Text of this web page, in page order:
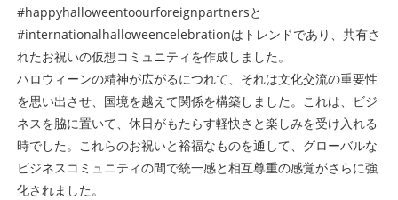
#happyhalloweentoourforeignpartnersと
#internationalhalloweencelebrationはトレンドであり、共有さ
れたお祝いの仮想コミュニティを作成しました。
ハロウィーンの精神が広がるにつれて、それは文化交流の重要性
を思い出させ、国境を越えて関係を構築しました。これは、ビジ
ネスを脇に置いて、休日がもたらす軽快さと楽しみを受け入れる
時でした。これらのお祝いと裕福なものを通して、グローバルな
ビジネスコミュニティの間で統一感と相互尊重の感覚がさらに強
化されました。